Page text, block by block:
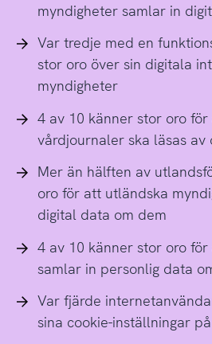
myndigheter samlar in
Var tredje med en
stor oro över sin digitala
myndigheter
4 av 10 känner stor oro
vårdjournaler ska läsas av
Mer än hälften av
oro för att utländska
digital data om dem
4 av 10 känner stor oro
samlar in personlig data
Var fjärde
sina cookie-inställningar